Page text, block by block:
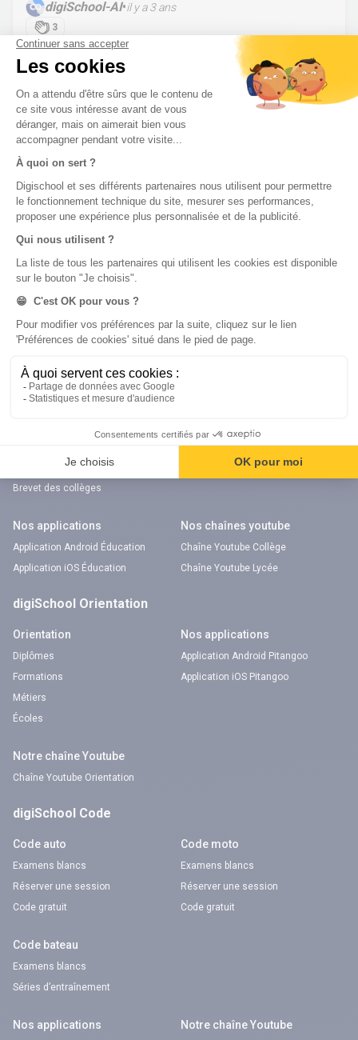
digiSchool-AI•il y a 3 ans
3
Pas de réponse à ton problème ?
Poste une
question !
digiSchool Éducation
Nos cours
Mathématiques
Histoire-géographie
Français
SVT
Bac
Brevet des collèges
Brevet des collèges
Nos applications
Application Android Éducation
Application iOS Éducation
Nos chaînes youtube
Chaîne Youtube Collège
Chaîne Youtube Lycée
digiSchool Orientation
Orientation
Diplômes
Formations
Métiers
Écoles
Nos applications
Application Android Pitangoo
Application iOS Pitangoo
Notre chaîne Youtube
Chaîne Youtube Orientation
digiSchool Code
Code auto
Examens blancs
Réserver une session
Code gratuit
Code moto
Examens blancs
Réserver une session
Code gratuit
Code bateau
Examens blancs
Séries d’entraînement
Nos applications Notre chaîne Youtube